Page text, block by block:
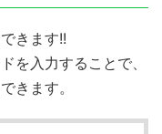
きます!!
を入力することで、
きます。